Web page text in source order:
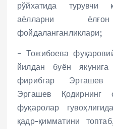
рўйхатида
аёлларни ёлғон
фойдаланганликлари;
– Тожибоева
йилдан буён якунига
фирибгар Эргашев
Эргашев Қодирнинг
фуқаролар
қадр-қимматини